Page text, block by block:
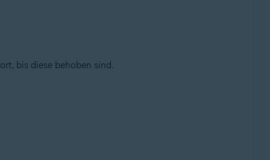
bis diese behoben sind.